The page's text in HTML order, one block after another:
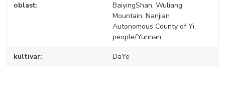
oblasť
BaiyingShan, Wuliang
Mountain, Nanjian
Autonomous County of Yi
people/Yunnan
kultivar DaYe